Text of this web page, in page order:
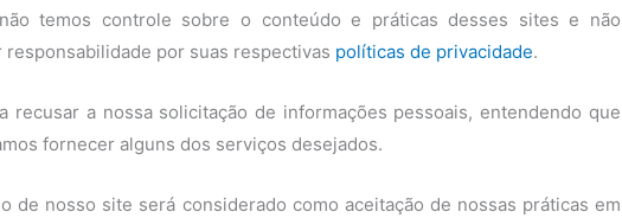
temos controle sobre o conteúdo e práticas desses sites e não
responsabilidade por suas respectivas políticas de privacidade.
recusar a nossa solicitação de informações pessoais, entendendo que
fornecer alguns dos serviços desejados.
de nosso site será considerado como aceitação de nossas práticas em